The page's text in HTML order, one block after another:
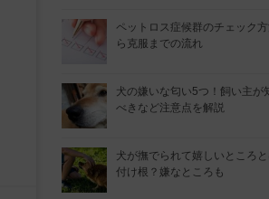
ペットロス症候群のチェック
ら克服までの流れ
犬の嫌いな匂い5つ！飼い主が
べきなど注意点を解説
犬が撫でられて嬉しいところ
付け根？嫌なところも